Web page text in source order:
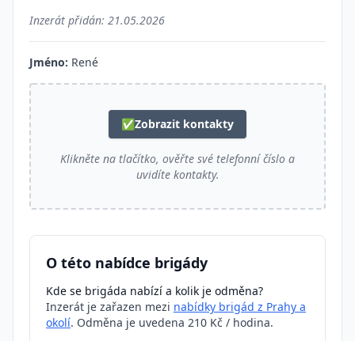
Inzerát přidán: 21.05.2026
Jméno: René
✅Zobrazit kontakty
Klikněte na tlačítko, ověřte své telefonní číslo a
uvidíte kontakty.
O této nabídce brigády
Kde se brigáda nabízí a kolik je odměna?
Inzerát je zařazen mezi nabídky brigád z Prahy a
okolí. Odměna je uvedena 210 Kč / hodina.